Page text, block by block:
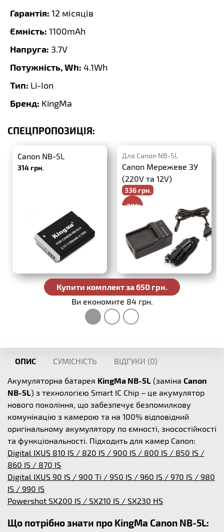
Гарантія: 12 місяців
Ємність: 1100mAh
Напруга: 3.7V
Потужність, Wh: 4.1Wh
Тип: Li-Ion
Бренд: KingMa
СПЕЦПРОПОЗИЦІЯ:
Canon NB-5L
314 грн.
Для Canon NB-5L
Canon Мережеве ЗУ
(220V та 12V)
336 грн.
-20%
420 грн.
Купити комплект за 650 грн.
Ви економите 84 грн.
ОПИС СУМІСНІСТЬ ВІДГУКИ (0)
Акумуляторна батарея KingMa NB-5L (заміна Canon
NB-5L) з технологією Smart IC Chip – це акумулятор
нового покоління, що забезпечує безпомилкову
комунікацію з камерою та на 100% відповідний
оригінальному акумулятору по ємності, зносостійкості
та функціональності. Підходить для камер Canon:
Digital IXUS 810 IS / 820 IS / 900 IS / 800 IS / 850 IS /
860 IS / 870 IS
Digital IXUS 90 IS / 900 Ti / 950 IS / 960 IS / 970 IS / 980
IS / 990 IS
Powershot SX200 IS / SX210 IS / SX230 HS
Що потрібно знати про KingMa Canon NB-5L: